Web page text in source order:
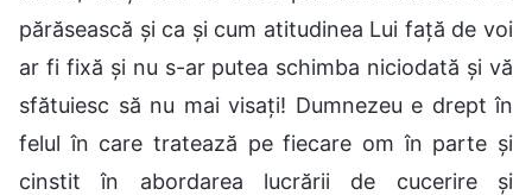
părăsească și ca și cum atitudinea Lui față de voi
ar fi fixă și nu s-ar putea schimba niciodată și vă
sfătuiesc să nu mai visați! Dumnezeu e drept în
felul în care tratează pe fiecare om în parte și
cinstit în abordarea lucrării de cucerire și